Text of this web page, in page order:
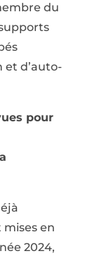
du
et d’auto-
pour
en
2024,